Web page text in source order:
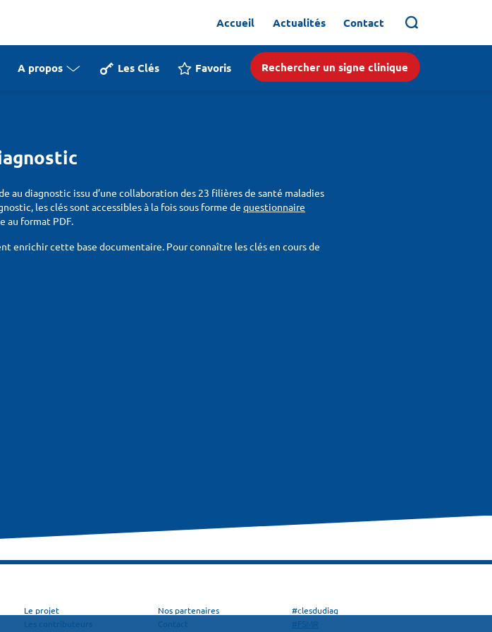
Accueil Actualités Contact
A propos Les Clés Favoris Rechercher un signe clinique
au diagnostic issu d’une collaboration des 23 filières de santé maladies
les clés sont accessibles à la fois sous forme de questionnaire
au format PDF.
enrichir cette base documentaire. Pour connaître les clés en cours de
Le projet
Les contributeurs
Nos partenaires
Contact
#clesdudiag
#FSMR